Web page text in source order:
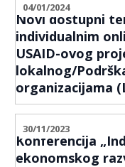
04/01/2024
Novi dostupni
individualnim
USAID-ovog
lokalnog/
organizacijama
30/11/2023
Konferencija
ekonomskog